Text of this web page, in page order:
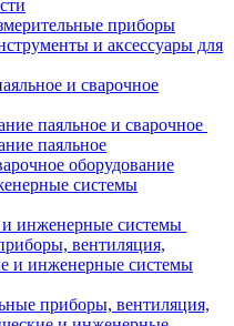
приборы
и аксессуары для
и сварочное
паяльное и сварочное
паяльное
оборудование
системы
инженерные системы
вентиляция,
и инженерные системы
приборы, вентиляция,